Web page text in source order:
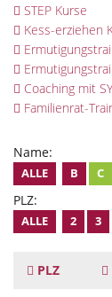
STEP Kurse
Kess-erziehen
Coaching mit
Familienrat-
Name:
ALLE B C
PLZ:
ALLE 2 3
PLZ